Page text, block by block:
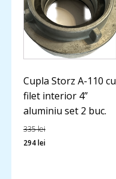
Cupla Storz A-110 cu
filet interior 4”
aluminiu set 2 buc.
335lei
Prețul
294leiPrețul